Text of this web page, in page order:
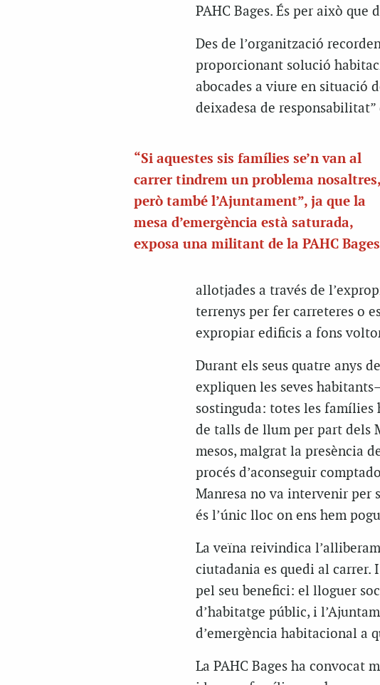
PAHC Bages. És per això
Des de l’organització
proporcionant solució
abocades a viure en situació
deixadesa de
“Si aquestes sis famílies se’n van al
carrer tindrem un problema nosaltres,
però també l’Ajuntament”, ja que la
mesa d’emergència està saturada,
exposa una militant de la PAHC Bages
allotjades a través de
terrenys per fer carreteres o
expropiar edificis a fons
Durant els seus quatre anys
expliquen les seves
sostinguda: totes les famílies
de talls de llum per part dels
mesos, malgrat la presència
procés d’aconseguir
Manresa no va intervenir per
és l’únic lloc on ens hem
La veïna reivindica
ciutadania es quedi al carrer.
pel seu benefici: el lloguer
d’habitatge públic, i
d’emergència habitacional a
La PAHC Bages ha convocat